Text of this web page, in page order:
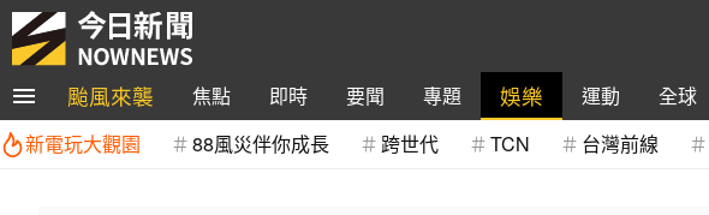
颱風來襲 焦點 即時 要聞 專題 娛樂 運動 全球
新電玩大觀園
88風災伴你成長 跨世代 TCN 台灣前線